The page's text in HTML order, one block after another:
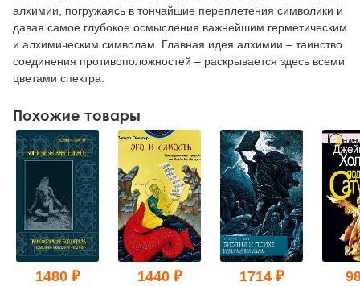
алхимии, погружаясь в тончайшие переплетения символики и
давая самое глубокое осмысления важнейшим герметическим
и алхимическим символам. Главная идея алхимии – таинство
соединения противоположностей – раскрывается здесь всеми
цветами спектра.
Похожие товары
1480 ₽ 1440 ₽ 1714 ₽